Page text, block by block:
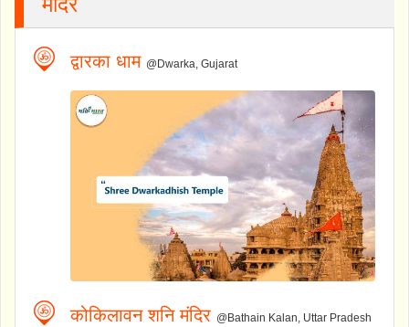
द्वारका धाम @Dwarka, Gujarat
कोकिलावन शनि मंदिर @Bathain Kalan, Uttar Pradesh